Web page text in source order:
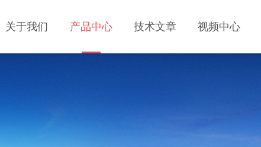
关于我们 产品中心 技术文章 视频中心